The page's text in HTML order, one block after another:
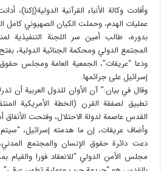
وأفادت وكالة الأنباء القرآنية الدولية(إکنا)،
عمليات الهدم، وحملت الكيان الصهيوني كامل
بدوره، طالب أمين سر اللجنة التنفيذية
المجتمع الدولي ومحكمة الجنائية الدولية،
ودعا “عريقات”، الجمعية العامة ومجلس
إسرائيل على جرائمها.
وقال في بيان:” آن الأوان للدول العربية
تطبيق لصفقة القرن (الخطة الأمريكية
القدس عاصمة لدولة الاحتلال، وفتحت
وأضاف عريقات، إن ما هدمته إسرائيل،
دعت دائرة حقوق الإنسان والمجتمع
مجلس الأمن الدولي “للانعقاد فورا والقيام